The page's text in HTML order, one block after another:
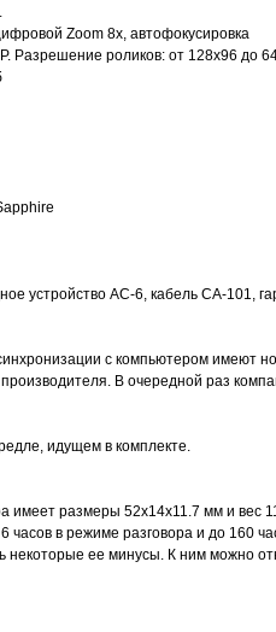
Zoom 8x, автофокусировка
Разрешение роликов: от 128х96 до
устройство AC-6, кабель CA-101,
с компьютером имеют
В очередной раз
идущем в комплекте.
имеет размеры 52x14x11.7 мм и вес
часов в режиме разговора и до 160
некоторые ее минусы. К ним можно